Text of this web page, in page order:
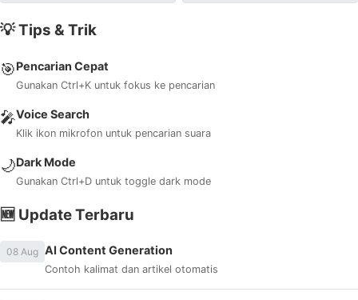
💡 Tips & Trik
🎯Pencarian Cepat
Gunakan Ctrl+K untuk fokus ke pencarian
🎤Voice Search
Klik ikon mikrofon untuk pencarian suara
🌙Dark Mode
Gunakan Ctrl+D untuk toggle dark mode
🆕 Update Terbaru
08 Aug AI Content Generation
Contoh kalimat dan artikel otomatis